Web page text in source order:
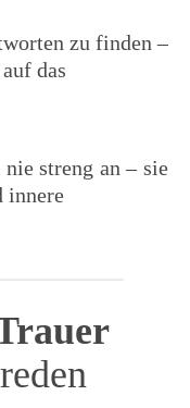
zu finden –
das
streng an – sie
innere